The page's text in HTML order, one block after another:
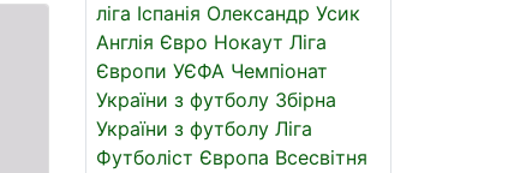
ліга Іспанія Олександр Усик
Англія Євро Нокаут Ліга
Європи УЄФА Чемпіонат
України з футболу Збірна
України з футболу Ліга
Футболіст Європа Всесвітня